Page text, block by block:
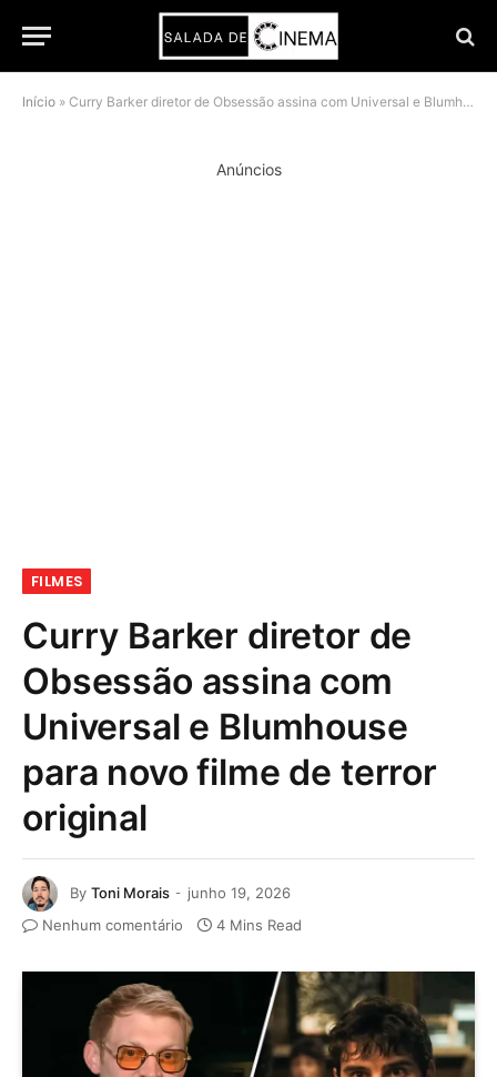
Início » Curry Barker diretor de Obsessão assina com Universal e Blumhouse para novo filme de terror original
Anúncios
FILMES
Curry Barker diretor de
Obsessão assina com
Universal e Blumhouse
para novo filme de terror
original
By Toni Morais
junho 19, 2026
Nenhum comentário
4 Mins Read